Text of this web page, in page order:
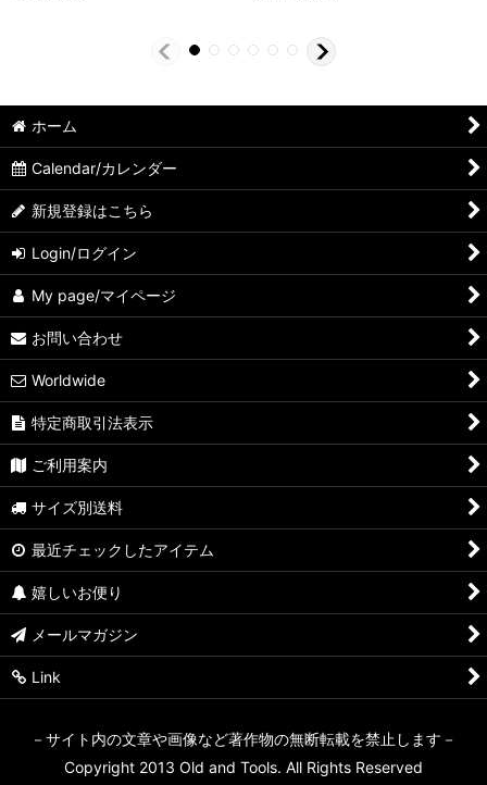
ホーム
Calendar/カレンダー
新規登録はこちら
Login/ログイン
My page/マイページ
お問い合わせ
Worldwide
特定商取引法表示
ご利用案内
サイズ別送料
最近チェックしたアイテム
嬉しいお便り
メールマガジン
Link
－サイト内の文章や画像など著作物の無断転載を禁止します－
Copyright 2013 Old and Tools. All Rights Reserved